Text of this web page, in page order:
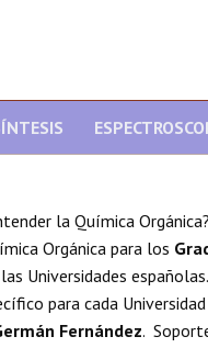
la Química Orgánica?
Orgánica para los
Universidades españolas.
para cada
Fernández.